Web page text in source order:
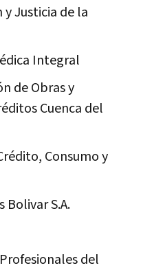
y Justicia de la
Integral
de Obras y
Cuenca del
Consumo y
Bolivar S.A.
del